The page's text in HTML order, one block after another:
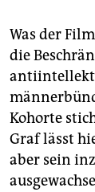
Was der
die
Kohorte
Graf lässt
aber sein